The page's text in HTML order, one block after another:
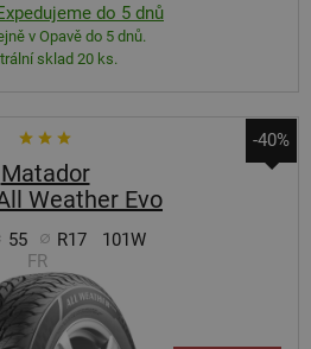
do 5 dnů
v Opavě do 5 dnů.
sklad 20 ks.
-40%
Matador
Weather Evo
55 R17
101W
FR